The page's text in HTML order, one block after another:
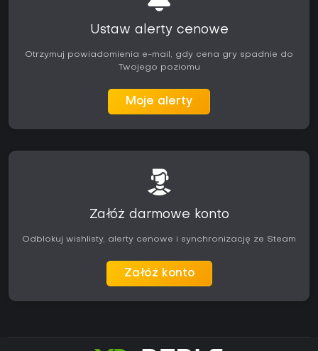
Ustaw alerty cenowe
Otrzymuj powiadomienia e-mail, gdy cena gry spadnie do
Twojego poziomu
Moje alerty
Załóż darmowe konto
Odblokuj wishlisty, alerty cenowe i synchronizację ze Steam
Załóż konto